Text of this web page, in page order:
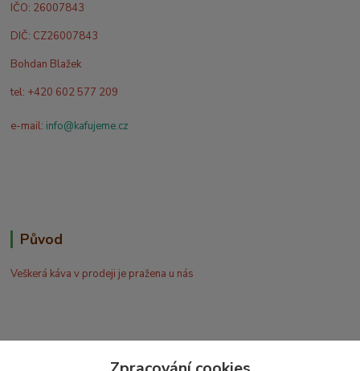
IČO: 26007843
DIČ: CZ26007843
Bohdan Blažek
tel: +420 602 577 209
e-mail: info@kafujeme.cz
Původ
Veškerá káva v prodeji je pražena u nás